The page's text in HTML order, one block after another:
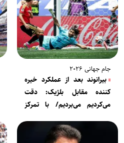
جام جهانی ۲۰۲۶
بیرانوند بعد از عملکرد خیره
کننده مقابل بلژیک: دقت
می‌کردیم می‌بردیم/ با تمرکز
می‌کنیم+فیلم